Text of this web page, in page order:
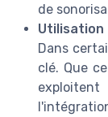
de
Dans
clé. Que